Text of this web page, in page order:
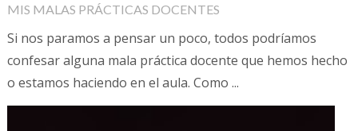
MIS MALAS PRÁCTICAS DOCENTES
Si nos paramos a pensar un poco, todos podríamos
confesar alguna mala práctica docente que hemos hecho
o estamos haciendo en el aula. Como ...